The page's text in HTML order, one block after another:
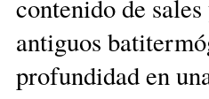
contenido de
antiguos
profundidad en